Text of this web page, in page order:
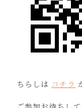
ちらしは コチラ